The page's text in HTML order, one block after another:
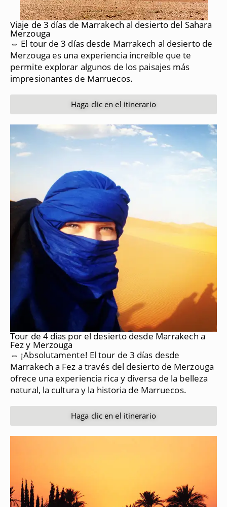
Viaje de 3 días de Marrakech al desierto del Sahara
Merzouga
⇔ El tour de 3 días desde Marrakech al desierto de
Merzouga es una experiencia increíble que te
permite explorar algunos de los paisajes más
impresionantes de Marruecos.
Haga clic en el itinerario
Tour de 4 días por el desierto desde Marrakech a
Fez y Merzouga
⇔ ¡Absolutamente! El tour de 3 días desde
Marrakech a Fez a través del desierto de Merzouga
ofrece una experiencia rica y diversa de la belleza
natural, la cultura y la historia de Marruecos.
Haga clic en el itinerario